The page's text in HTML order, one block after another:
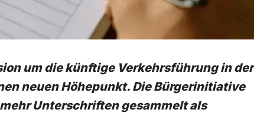
um die künftige Verkehrsführung in der
neuen Höhepunkt. Die Bürgerinitiative
Unterschriften gesammelt als